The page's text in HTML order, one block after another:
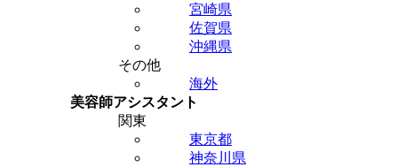
宮崎県
佐賀県
沖縄県
その他
海外
美容師アシスタント
関東
東京都
神奈川県